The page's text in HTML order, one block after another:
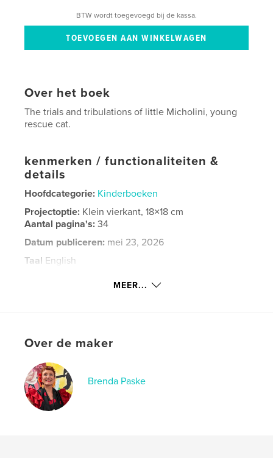
BTW wordt toegevoegd bij de kassa.
Over het boek
The trials and tribulations of little Micholini, young
rescue cat.
kenmerken / functionaliteiten &
details
Hoofdcategorie: Kinderboeken
Projectoptie: Klein vierkant, 18×18 cm
Aantal pagina's:34
Datum publiceren: mei 23, 2026
Taal English
MEER...
Over de maker
Brenda Paske